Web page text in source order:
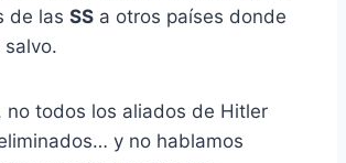
de las SS a otros países donde
salvo.
no todos los aliados de Hitler
y no hablamos